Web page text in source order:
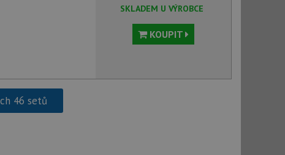
SKLADEM U VÝROBCE
KOUPIT
46 setů
správa účtu. Webové